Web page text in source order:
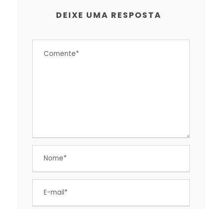
DEIXE UMA RESPOSTA